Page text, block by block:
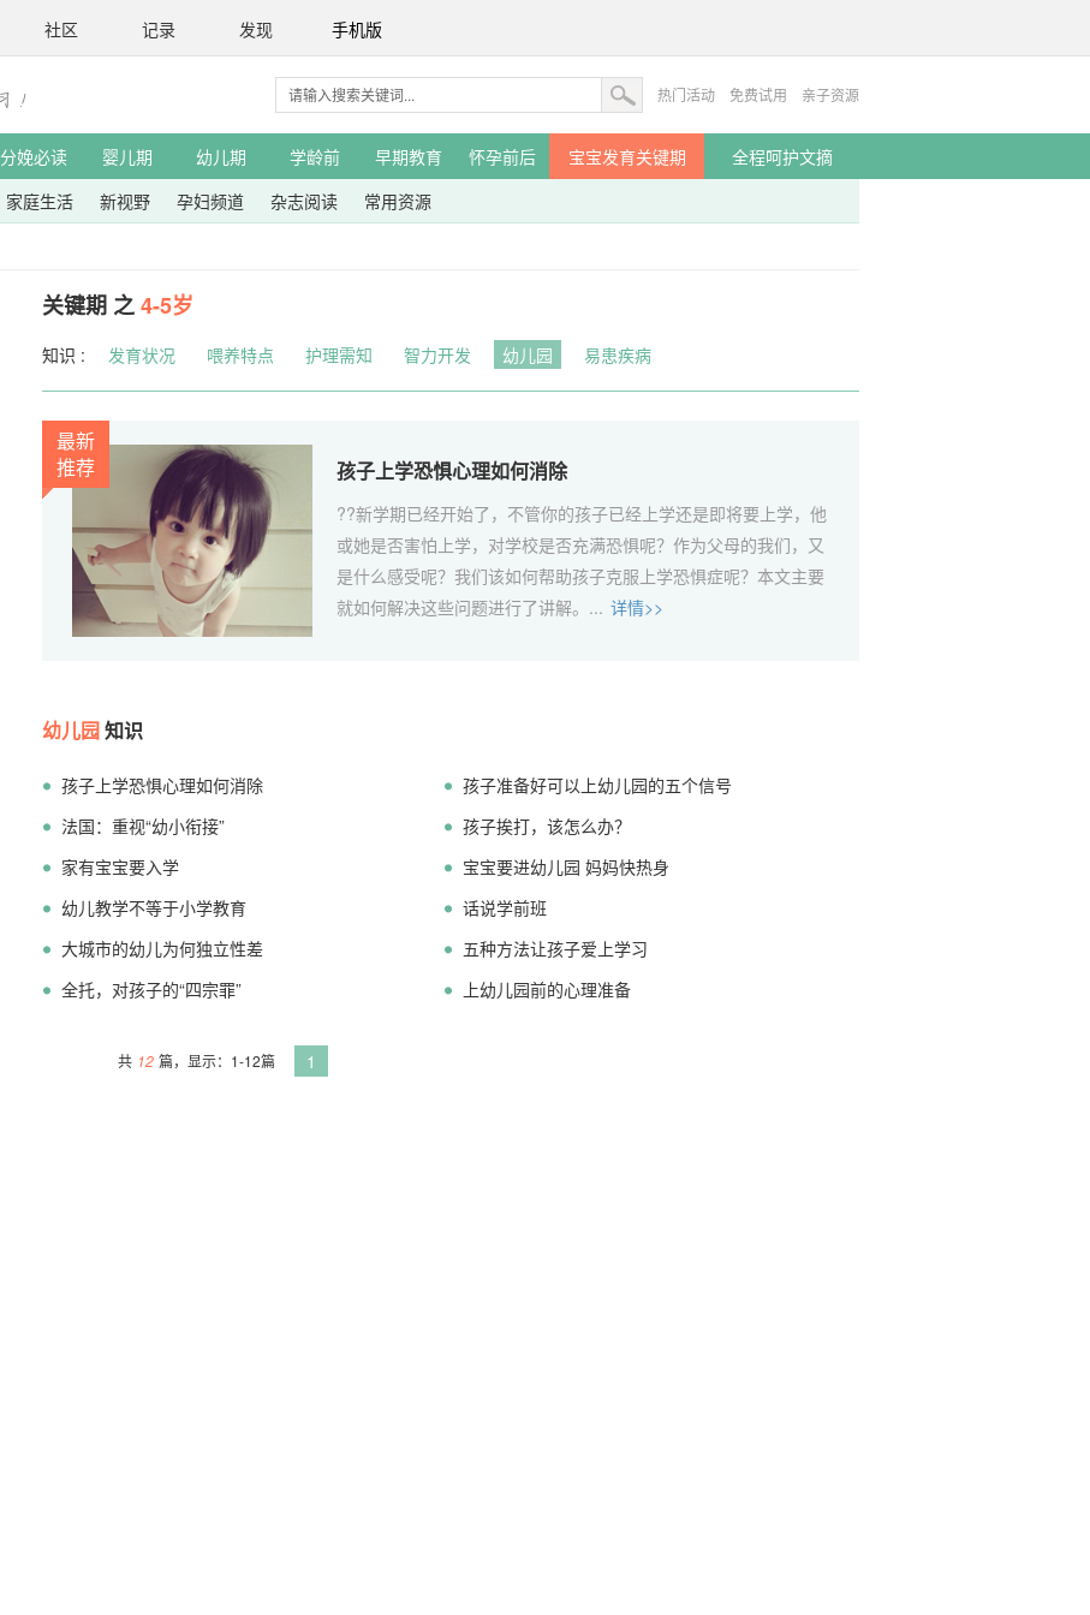
社区 记录 发现 手机版
热门活动 免费试用 亲子资源
分娩必读 婴儿期 幼儿期 学龄前 早期教育 怀孕前后 宝宝发育关键期
全程呵护文摘
家庭生活 新视野 孕妇频道 杂志阅读 常用资源
关键期 之4-5岁
知识 : 发育状况 喂养特点 护理需知 智力开发 幼儿园 易患疾病
孩子上学恐惧心理如何消除
??新学期已经开始了，不管你的孩子已经上学还是即将要上学，他
或她是否害怕上学，对学校是否充满恐惧呢？作为父母的我们，又
是什么感受呢？我们该如何帮助孩子克服上学恐惧症呢？本文主要
就如何解决这些问题进行了讲解。... 详情>>
最新
推荐
幼儿园知识
孩子上学恐惧心理如何消除
孩子准备好可以上幼儿园的五个信号
法国：重视“幼小衔接”
孩子挨打，该怎么办？
家有宝宝要入学
宝宝要进幼儿园 妈妈快热身
幼儿教学不等于小学教育
话说学前班
大城市的幼儿为何独立性差
五种方法让孩子爱上学习
全托，对孩子的“四宗罪”
上幼儿园前的心理准备
共 12 篇，显示：1-12篇 1